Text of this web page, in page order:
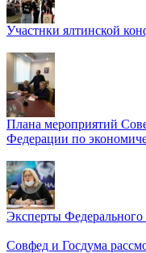
Участнки ялтинской
Плана мероприятий
Федерации по
Эксперты
Совфед и Госдума